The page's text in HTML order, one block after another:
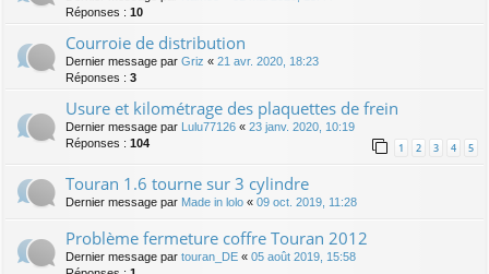
Réponses : 10
Courroie de distribution
Dernier message par Griz « 21 avr. 2020, 18:23
Réponses : 3
Usure et kilométrage des plaquettes de frein
Dernier message par Lulu77126 « 23 janv. 2020, 10:19
Réponses : 104 1 2 3 4 5
Touran 1.6 tourne sur 3 cylindre
Dernier message par Made in lolo « 09 oct. 2019, 11:28
Problème fermeture coffre Touran 2012
Dernier message par touran_DE « 05 août 2019, 15:58